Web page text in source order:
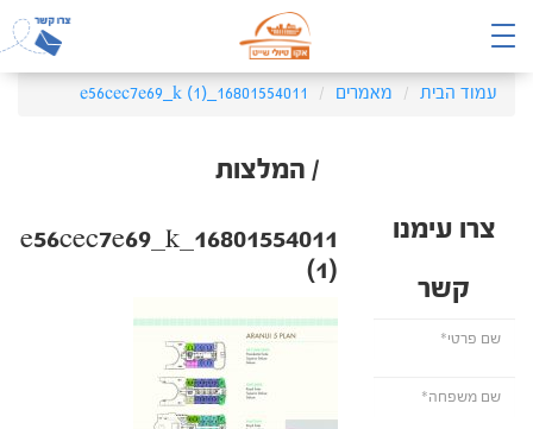
עמוד הבית מאמרים 16801554011_e56cec7e69_k (1)
/ המלצות
צרו עימנו
קשר
16801554011_e56cec7e69_k
(1)